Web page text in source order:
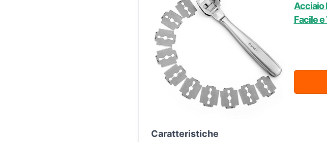
Acciaio
Facile
Caratteristiche